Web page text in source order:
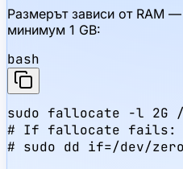
Размерът зависи от RAM
минимум 1 GB:
bash
sudo fallocate -l 2G
# If fallocate fails:
# sudo dd if=/dev/